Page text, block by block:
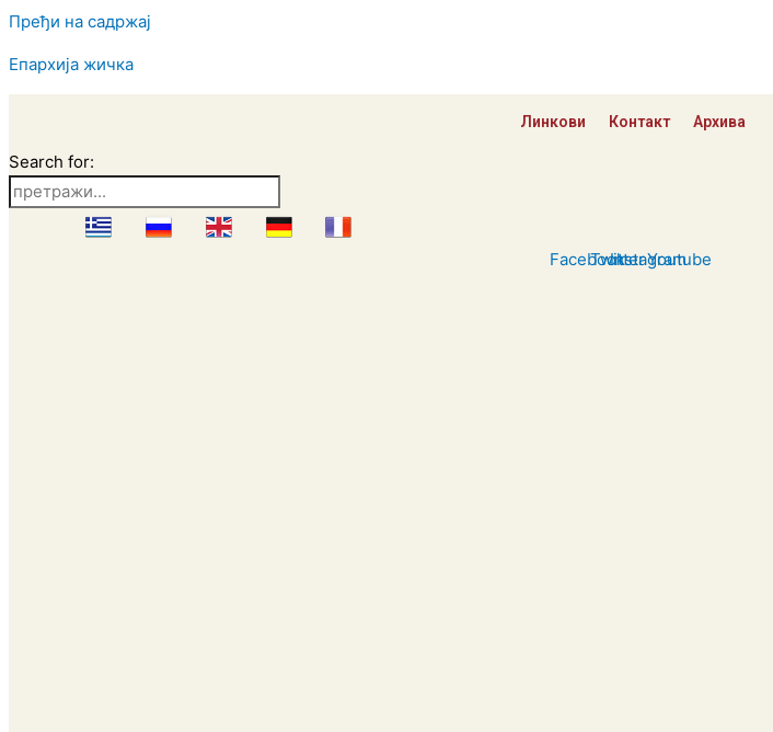
Пређи на садржај
Епархија жичка
Линкови Контакт Архива
Search for:
Facebook
Twitter
Instagram
Youtube